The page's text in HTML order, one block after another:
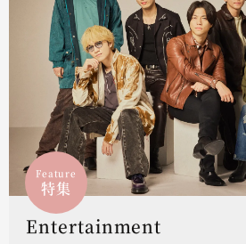
Feature
特集
Entertainment